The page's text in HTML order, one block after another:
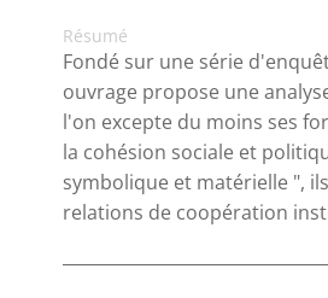
Résumé
Fondé sur une série
ouvrage propose une
l'on excepte du moins ses
la cohésion sociale et
symbolique et matérielle ",
relations de coopération